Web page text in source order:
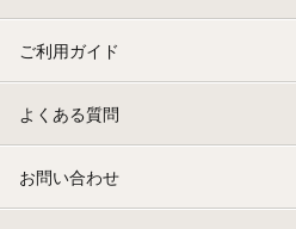
ご利用ガイド
よくある質問
お問い合わせ